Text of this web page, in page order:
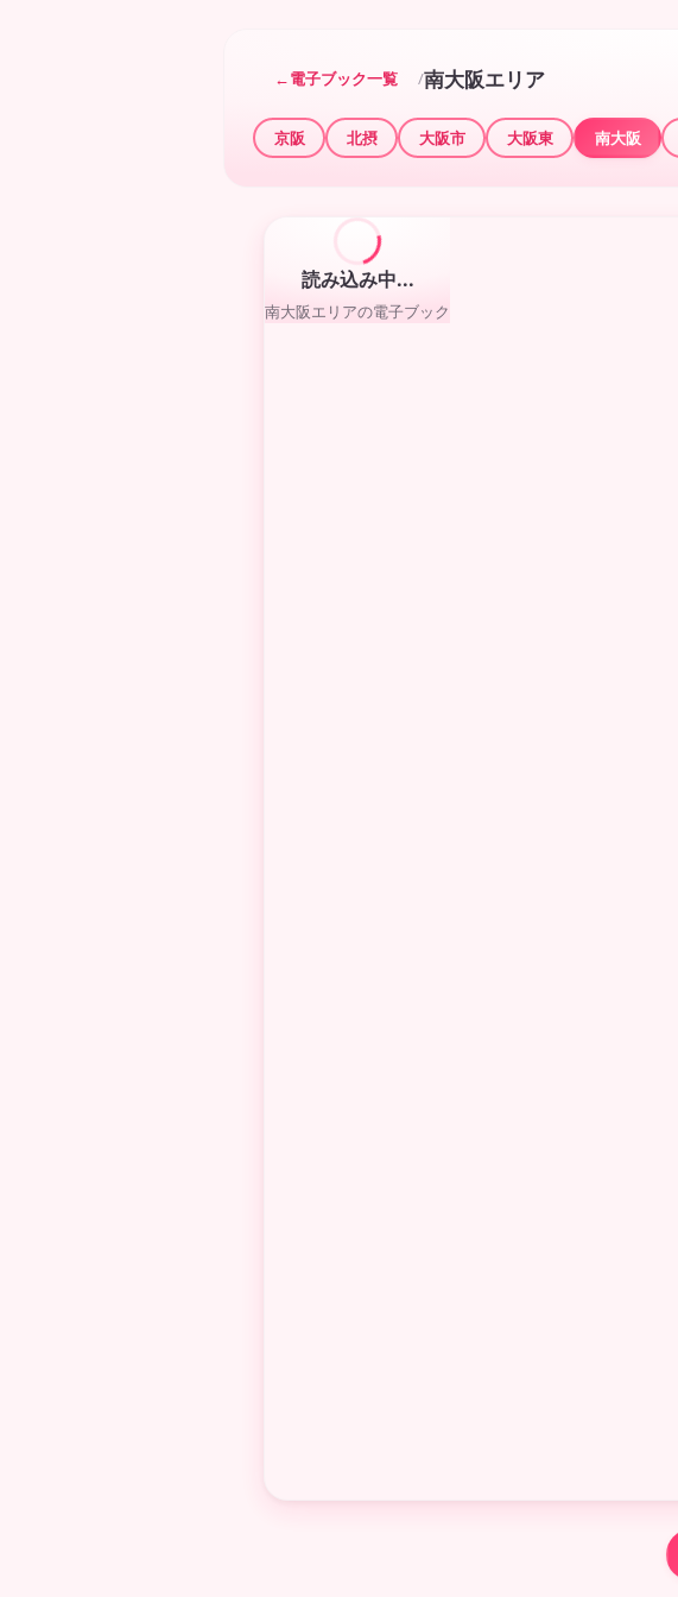
←電子ブック一覧 /南大阪エリア
京阪 北摂 大阪市 大阪東 南大阪
読み込み中...
南大阪エリアの電子ブック